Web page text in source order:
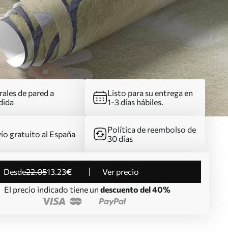
de pared a
Listo para su entrega en
1-3 días hábiles.
gratuito al España
Política de reembolso de
30 días
desde22.0513.23€
Ver precio
El precio indicado tiene un descuento del 40%